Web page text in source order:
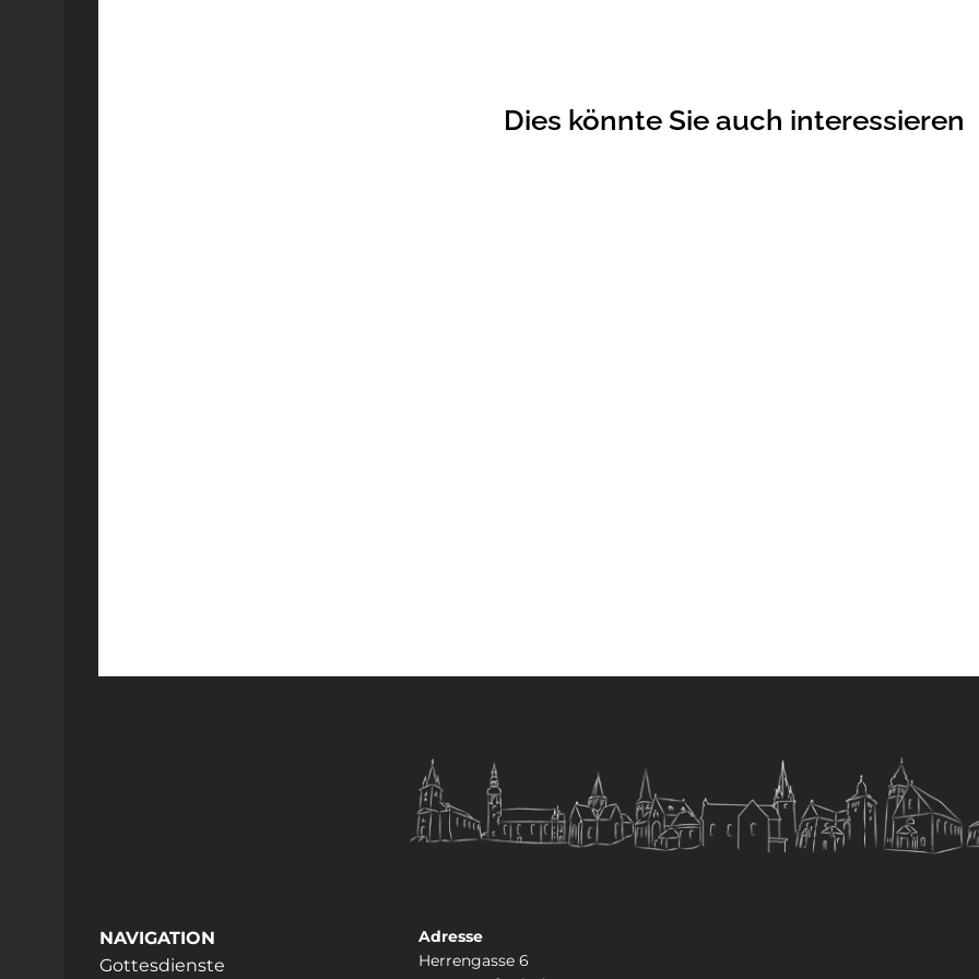
Dies könnte Sie auch interessieren
NAVIGATION
Gottesdienste
Adresse
Herrengasse 6